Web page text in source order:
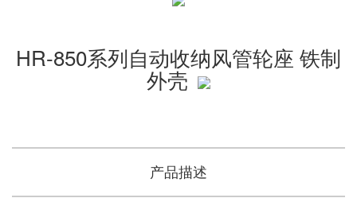
HR-850系列自动收纳风管轮座 铁制
外壳
产品描述